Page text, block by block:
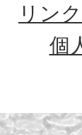
リン
個